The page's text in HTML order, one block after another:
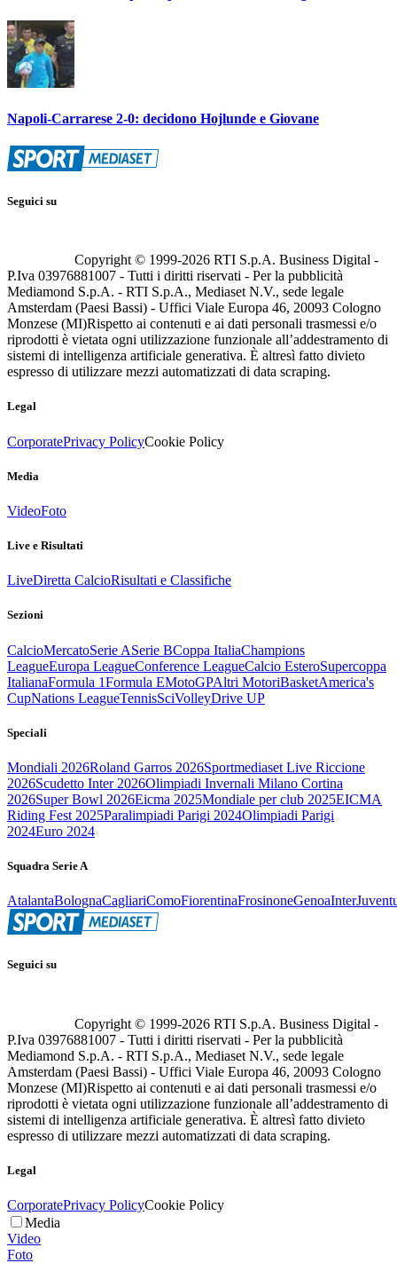
Napoli-Carrarese 2-0: decidono Hojlunde e Giovane
Seguici su
Copyright © 1999-2026 RTI S.p.A. Business Digital -
P.Iva 03976881007 - Tutti i diritti riservati - Per la pubblicità
Mediamond S.p.A. - RTI S.p.A., Mediaset N.V., sede legale
Amsterdam (Paesi Bassi) - Uffici Viale Europa 46, 20093 Cologno
Monzese (MI)Rispetto ai contenuti e ai dati personali trasmessi e/o
riprodotti è vietata ogni utilizzazione funzionale all’addestramento di
sistemi di intelligenza artificiale generativa. È altresì fatto divieto
espresso di utilizzare mezzi automatizzati di data scraping.
Legal
CorporatePrivacy PolicyCookie Policy
Media
VideoFoto
Live e Risultati
LiveDiretta CalcioRisultati e Classifiche
Sezioni
CalcioMercatoSerie ASerie BCoppa ItaliaChampions
LeagueEuropa LeagueConference LeagueCalcio EsteroSupercoppa
ItalianaFormula 1Formula EMotoGPAltri MotoriBasketAmerica's
CupNations LeagueTennisSciVolleyDrive UP
Speciali
Mondiali 2026Roland Garros 2026Sportmediaset Live Riccione
2026Scudetto Inter 2026Olimpiadi Invernali Milano Cortina
2026Super Bowl 2026Eicma 2025Mondiale per club 2025EICMA
Riding Fest 2025Paralimpiadi Parigi 2024Olimpiadi Parigi
2024Euro 2024
Squadra Serie A
AtalantaBolognaCagliariComoFiorentinaFrosinoneGenoaInter
Seguici su
Copyright © 1999-2026 RTI S.p.A. Business Digital -
P.Iva 03976881007 - Tutti i diritti riservati - Per la pubblicità
Mediamond S.p.A. - RTI S.p.A., Mediaset N.V., sede legale
Amsterdam (Paesi Bassi) - Uffici Viale Europa 46, 20093 Cologno
Monzese (MI)Rispetto ai contenuti e ai dati personali trasmessi e/o
riprodotti è vietata ogni utilizzazione funzionale all’addestramento di
sistemi di intelligenza artificiale generativa. È altresì fatto divieto
espresso di utilizzare mezzi automatizzati di data scraping.
Legal
CorporatePrivacy PolicyCookie Policy
Media
Video
Foto